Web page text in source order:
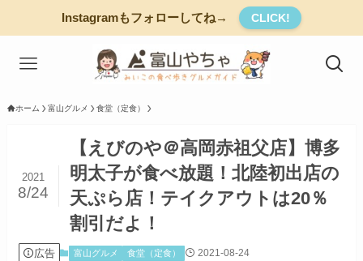
Instagramもフォローしてね→ CLICK!
ホーム 富山グルメ 食堂（定食）
【えびのや＠高岡赤祖父店】博多
明太子が食べ放題！北陸初出店の
天ぷら店！テイクアウトは20％
割引だよ！
2021
8/24
広告 富山グルメ 食堂（定食） 2021-08-24